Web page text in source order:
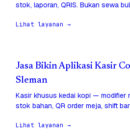
stok, laporan, QRIS. Bukan sewa
Lihat layanan →
Jasa Bikin Aplikasi Kasir
Sleman
Kasir khusus kedai kopi — modifier
stok bahan, QR order meja, shift
Lihat layanan →